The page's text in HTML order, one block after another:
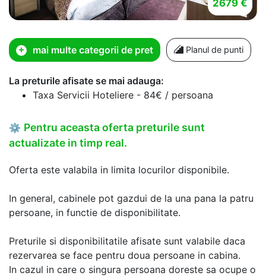
2679 €
mai multe categorii de pret Planul de punti
La preturile afisate se mai adauga:
Taxa Servicii Hoteliere - 84€ / persoana
⚙ Pentru aceasta oferta preturile sunt
actualizate in timp real.
Oferta este valabila in limita locurilor disponibile.
In general, cabinele pot gazdui de la una pana la patru
persoane, in functie de disponibilitate.
Preturile si disponibilitatile afisate sunt valabile daca
rezervarea se face pentru doua persoane in cabina.
In cazul in care o singura persoana doreste sa ocupe o